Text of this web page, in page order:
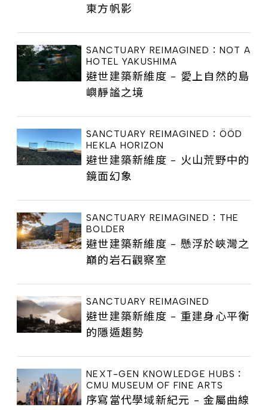
東方帆影
SANCTUARY REIMAGINED：NOT A
HOTEL YAKUSHIMA
避世建築新維度 - 愛上自然的島
嶼靜謐之境
SANCTUARY REIMAGINED：ÖÖD
HEKLA HORIZON
避世建築新維度 - 火山荒野中的
鏡面幻象
SANCTUARY REIMAGINED：THE
BOLDER
避世建築新維度 - 懸浮於峽灣之
巔的岩石觀察室
SANCTUARY REIMAGINED
避世建築新維度 - 重建身心平衡
的隱遁趨勢
NEXT-GEN KNOWLEDGE HUBS：
CMU MUSEUM OF FINE ARTS
序寫當代學域新紀元 - 金屬曲線